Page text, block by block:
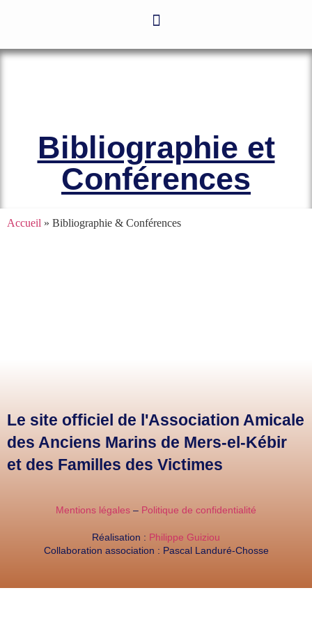
Bibliographie et
Conférences
Accueil » Bibliographie & Conférences
Le site officiel de l'Association Amicale
des Anciens Marins de Mers-el-Kébir
et des Familles des Victimes
Mentions légales – Politique de confidentialité
Réalisation : Philippe Guiziou
Collaboration association : Pascal Landuré-Chosse